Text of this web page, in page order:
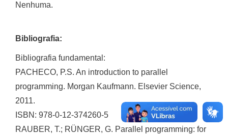
Nenhuma.
Bibliografia:
Bibliografia fundamental:
PACHECO, P.S. An introduction to parallel
programming. Morgan Kaufmann. Elsevier Science,
2011.
ISBN: 978-0-12-374260-5
RAUBER, T.; RÜNGER, G. Parallel programming: for